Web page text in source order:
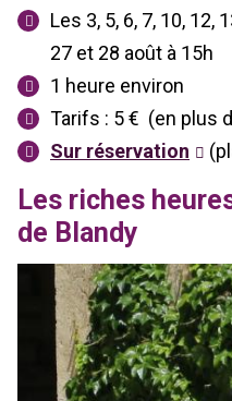
Les 3, 5, 6, 7, 10, 12,
27 et 28 août à 15h
1 heure environ
Tarifs : 5 € (en plus
Sur réservation
Les riches
de Blandy